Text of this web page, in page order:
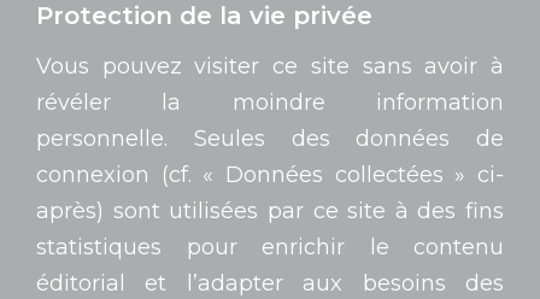
Protection de la vie privée
Vous pouvez visiter ce site sans avoir à
révéler la moindre information
personnelle. Seules des données de
connexion (cf. « Données collectées » ci-
après) sont utilisées par ce site à des fins
statistiques pour enrichir le contenu
éditorial et l’adapter aux besoins des